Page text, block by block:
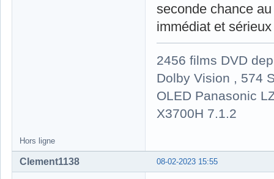
seconde chance
immédiat et
2456 films DVD
Dolby Vision , 574
OLED Panasonic
X3700H 7.1.2
Hors ligne
08-02-2023 15:55
Clement1138